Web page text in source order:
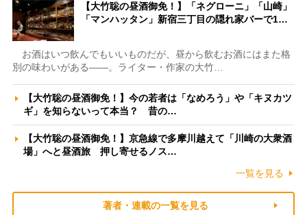
【大竹聡の昼酒御免！】「ネグローニ」「山崎」
「マンハッタン」新宿三丁目の隠れ家バーで1…
お酒はいつ飲んでもいいものだが、昼から飲むお酒にはまた格
別の味わいがある――。ライター・作家の大竹…
【大竹聡の昼酒御免！】今の若者は「なめろう」や「キヌカツ
ギ」を知らないって本当？ 昔の…
【大竹聡の昼酒御免！】京急線で多摩川越えて「川崎の大衆酒
場」へと昼酒旅 押し寄せるノス…
一覧を見る
著者・連載の一覧を見る